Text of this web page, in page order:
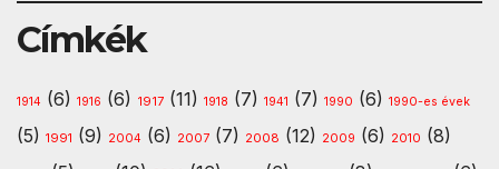
Címkék
1914 (6) 1916 (6) 1917 (11) 1918 (7) 1941 (7) 1990 (6) 1990-es évek
(5) 1991 (9) 2004 (6) 2007 (7) 2008 (12) 2009 (6) 2010 (8)